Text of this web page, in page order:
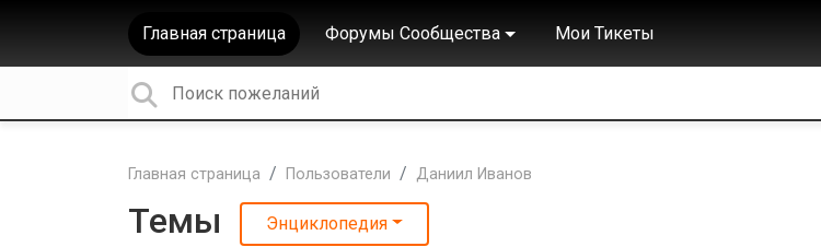
Главная страница Форумы Сообщества Мои Тикеты
Главная страница Пользователи Даниил Иванов
Темы Энциклопедия